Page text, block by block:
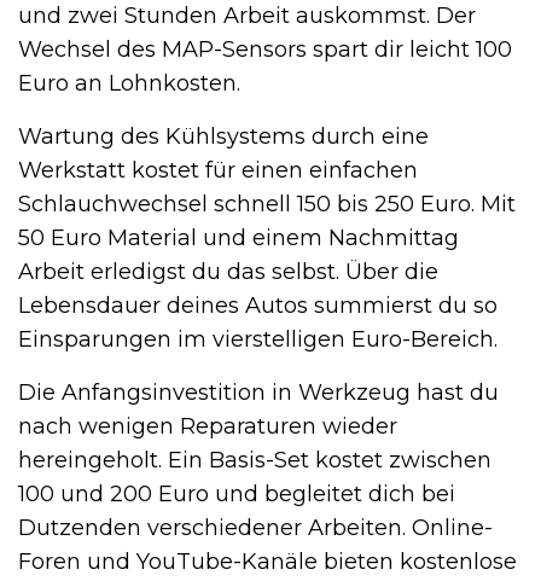
und zwei Stunden Arbeit auskommst. Der
Wechsel des MAP-Sensors spart dir leicht 100
Euro an Lohnkosten.
Wartung des Kühlsystems durch eine
Werkstatt kostet für einen einfachen
Schlauchwechsel schnell 150 bis 250 Euro. Mit
50 Euro Material und einem Nachmittag
Arbeit erledigst du das selbst. Über die
Lebensdauer deines Autos summierst du so
Einsparungen im vierstelligen Euro-Bereich.
Die Anfangsinvestition in Werkzeug hast du
nach wenigen Reparaturen wieder
hereingeholt. Ein Basis-Set kostet zwischen
100 und 200 Euro und begleitet dich bei
Dutzenden verschiedener Arbeiten. Online-
Foren und YouTube-Kanäle bieten kostenlose